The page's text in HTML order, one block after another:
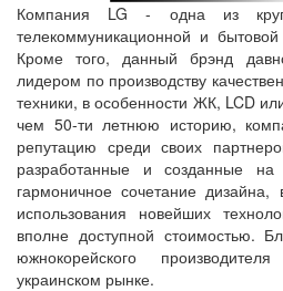
Компания LG - одна из
телекоммуникационной и
Кроме того, данный брэнд
лидером по производству
техники, в особенности ЖК, LCD
чем 50-ти летнюю историю,
репутацию среди своих
разработанные и созданные
гармоничное сочетание дизайна,
использования новейших
вполне доступной стоимостью.
южнокорейского
украинском рынке.